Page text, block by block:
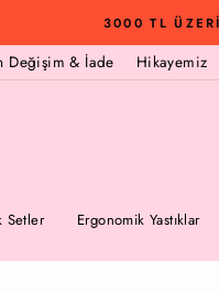
3000 TL
Değişim & İade Hikayemiz
Setler Ergonomik Yastıklar